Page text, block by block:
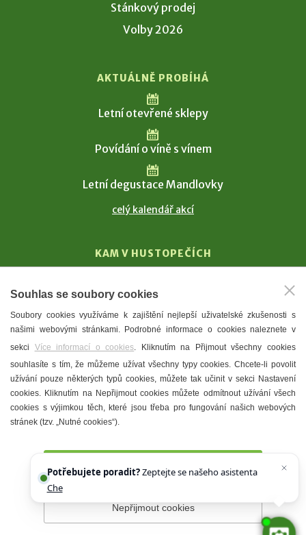
Stánkový prodej
Volby 2026
AKTUÁLNĚ PROBÍHÁ
Letní otevřené sklepy
Povídání o víně s vínem
Letní degustace Mandlovky
celý kalendář akcí
KAM V HUSTOPEČÍCH
T. G. Masaryk
Mandloně
Ubytování
Restaurace
Městské muzeum a galerie
Denní meníčka
Prohlášení o přístupnosti Správce webu
Souhlas se soubory cookies
Soubory cookies využíváme k zajištění nejlepší uživatelské zkušenosti s
našimi webovými stránkami. Podrobné informace o cookies naleznete v
sekci Více informací o cookies. Kliknutím na Přijmout všechny cookies
souhlasíte s tím, že můžeme užívat všechny typy cookies. Chcete-li povolit
užívání pouze některých typů cookies, můžete tak učinit v sekci Nastavení
cookies. Kliknutím na Nepřijmout cookies můžete odmítnout užívání všech
cookies s výjimkou těch, které jsou třeba pro fungování našich webových
stránek (tzv. „Nutné cookies“).
Přijmout všechny cookies
Nepřijmout cookies
Potřebujete poradit?Zeptejte se našeho asistenta
Chettyho